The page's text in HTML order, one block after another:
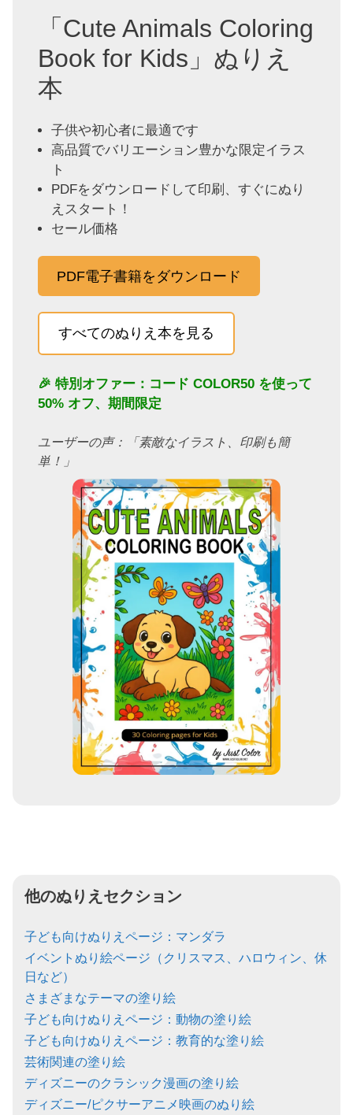
「Cute Animals Coloring
Book for Kids」ぬりえ
本
子供や初心者に最適です
高品質でバリエーション豊かな限定イラス
ト
PDFをダウンロードして印刷、すぐにぬり
えスタート！
セール価格
PDF電子書籍をダウンロード
すべてのぬりえ本を見る
🎉 特別オファー：コード COLOR50 を使って
50% オフ、期間限定
ユーザーの声：「素敵なイラスト、印刷も簡
単！」
他のぬりえセクション
子ども向けぬりえページ：マンダラ
イベントぬり絵ページ（クリスマス、ハロウィン、休
日など）
さまざまなテーマの塗り絵
子ども向けぬりえページ：動物の塗り絵
子ども向けぬりえページ：教育的な塗り絵
芸術関連の塗り絵
ディズニーのクラシック漫画の塗り絵
ディズニー/ピクサーアニメ映画のぬり絵